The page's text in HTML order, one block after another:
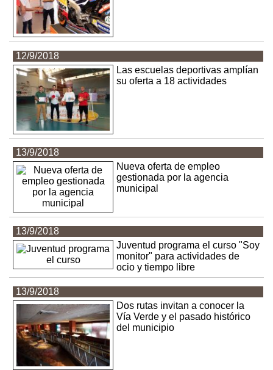
12/9/2018
Las escuelas deportivas amplían
su oferta a 18 actividades
13/9/2018
Nueva oferta de empleo
gestionada por la agencia
municipal
13/9/2018
Juventud programa el curso "Soy
monitor" para actividades de
ocio y tiempo libre
13/9/2018
Dos rutas invitan a conocer la
Vía Verde y el pasado histórico
del municipio